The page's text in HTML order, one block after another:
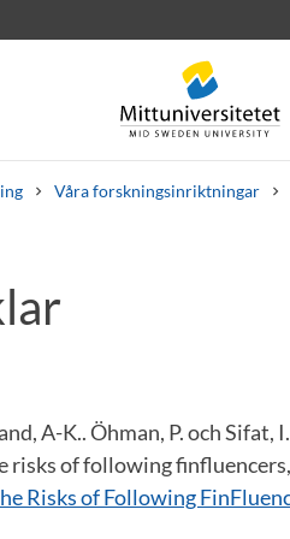
Våra forskningsinriktningar
Lediga jobb
A-K.. Öhman, P. och Sifat,
risks of following
Risks of Following